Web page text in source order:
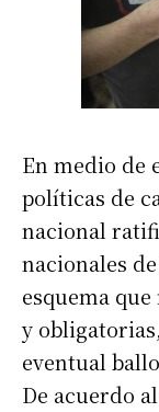
En medio de
políticas de
nacional
nacionales
esquema
y
eventual
De acuerdo